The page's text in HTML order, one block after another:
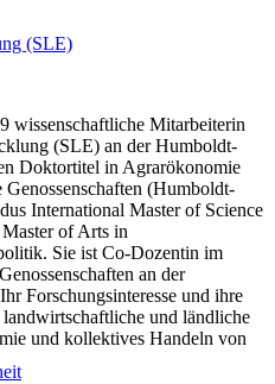
(SLE)
wissenschaftliche Mitarbeiterin
(SLE) an der Humboldt-
Doktortitel in Agrarökonomie
(Humboldt-
International Master of Science
of Arts in
Sie ist Co-Dozentin im
an der
Forschungsinteresse und ihre
und ländliche
und kollektives Handeln von